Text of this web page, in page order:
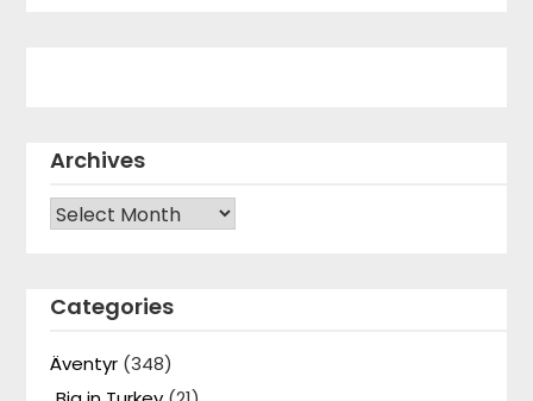
Archives
Archives
Categories
Äventyr (348)